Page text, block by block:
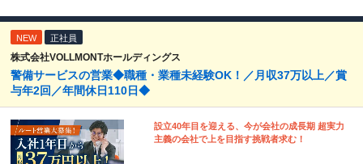
NEW 正社員
株式会社VOLLMONTホールディングス
警備サービスの営業◆職種・業種未経験OK！／月収37万以上／賞
与年2回／年間休日110日◆
設立40年目を迎える、今が会社の成長期 超実力
主義の会社で上を目指す挑戦者求む！